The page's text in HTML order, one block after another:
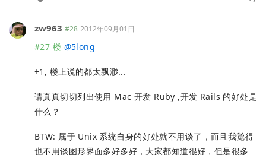
zw963 #28 2012年09月01日
#27 楼 @5long
+1, 楼上说的都太飘渺...
请真真切切列出使用 Mac 开发 Ruby ,开发 Rails 的好处是
什么？
BTW: 属于 Unix 系统自身的好处就不用谈了，而且我觉得
也不用谈图形界面多好多好，大家都知道很好，但是很多